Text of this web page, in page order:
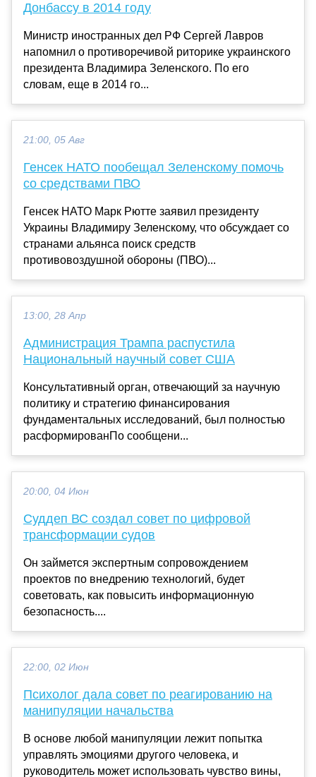
Донбассу в 2014 году
Министр иностранных дел РФ Сергей Лавров
напомнил о противоречивой риторике украинского
президента Владимира Зеленского. По его
словам, еще в 2014 го...
21:00, 05 Авг
Генсек НАТО пообещал Зеленскому помочь
со средствами ПВО
Генсек НАТО Марк Рютте заявил президенту
Украины Владимиру Зеленскому, что обсуждает со
странами альянса поиск средств
противовоздушной обороны (ПВО)...
13:00, 28 Апр
Администрация Трампа распустила
Национальный научный совет США
Консультативный орган, отвечающий за научную
политику и стратегию финансирования
фундаментальных исследований, был полностью
расформированПо сообщени...
20:00, 04 Июн
Суддеп ВС создал совет по цифровой
трансформации судов
Он займется экспертным сопровождением
проектов по внедрению технологий, будет
советовать, как повысить информационную
безопасность....
22:00, 02 Июн
Психолог дала совет по реагированию на
манипуляции начальства
В основе любой манипуляции лежит попытка
управлять эмоциями другого человека, и
руководитель может использовать чувство вины,